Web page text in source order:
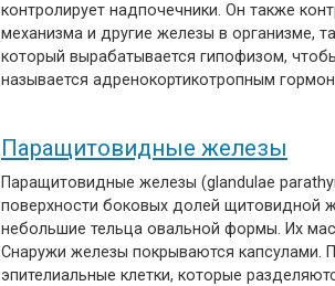
контролирует надпочечники. Он также
механизма и другие железы в организме,
который вырабатывается гипофизом,
называется адренокортикотропным
Паращитовидные железы
Паращитовидные железы (glandulae
поверхности боковых долей щитовидной
небольшие тельца овальной формы. Их
Снаружи железы покрываются капсулами.
эпителиальные клетки, которые